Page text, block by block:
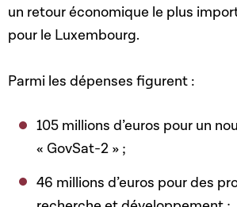
un retour économique le plus
pour le Luxembourg.
Parmi les dépenses figurent :
105 millions d’euros pour un
« GovSat-2 » ;
46 millions d’euros pour des